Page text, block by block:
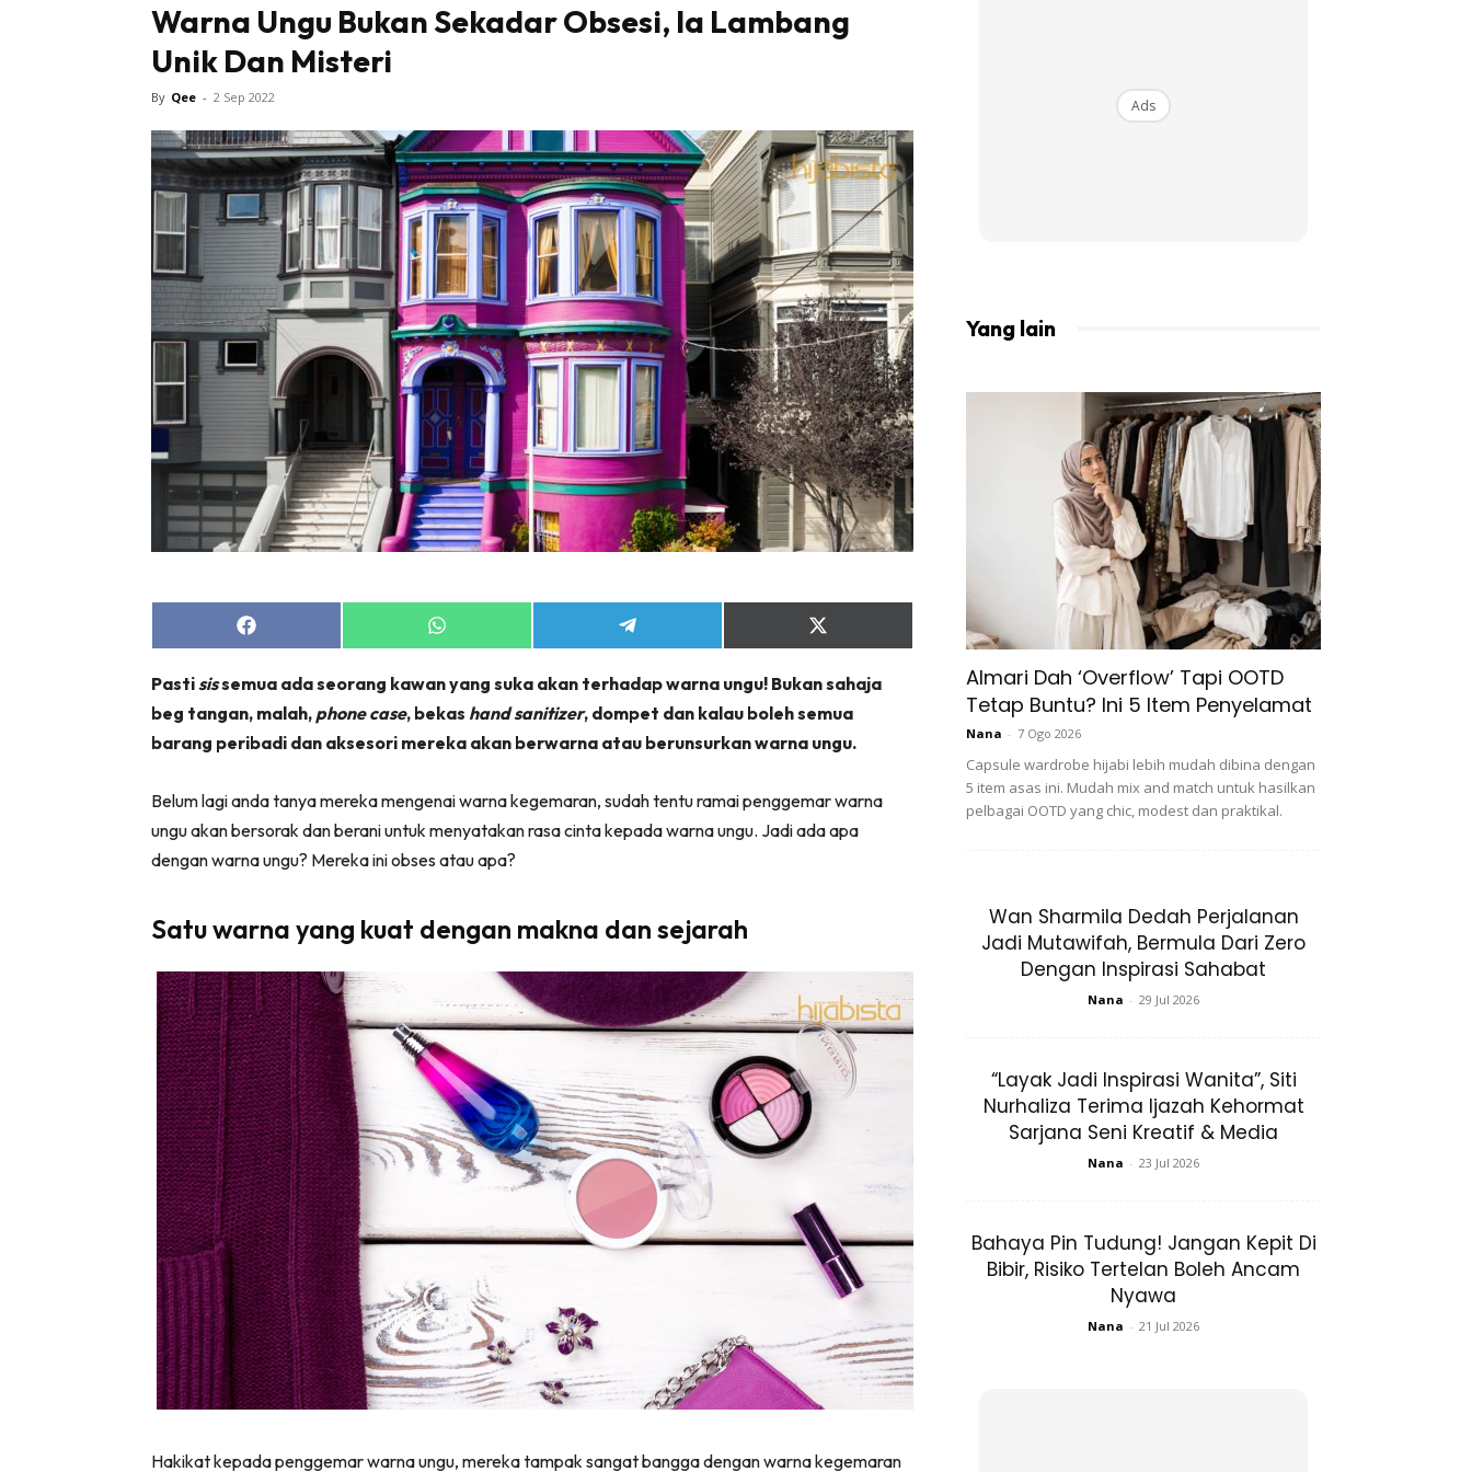
KLIK DI SEENI
Warna Ungu Bukan Sekadar Obsesi, Ia Lambang
Unik Dan Misteri
By Qee - 2 Sep 2022
Share
on
Share
on
Share
on
Share
on
(Twitter)
Pastisissemua ada seorang kawan yang suka akan terhadap warna ungu! Bukan sahaja
beg tangan, malah, phone case, bekas hand sanitizer, dompet dan kalau boleh semua
barang peribadi dan aksesori mereka akan berwarna atau berunsurkan warna ungu.
Belum lagi anda tanya mereka mengenai warna kegemaran, sudah tentu ramai penggemar warna
ungu akan bersorak dan berani untuk menyatakan rasa cinta kepada warna ungu. Jadi ada apa
dengan warna ungu? Mereka ini obses atau apa?
Satu warna yang kuat dengan makna dan sejarah
Hakikat kepada penggemar warna ungu, mereka tampak sangat bangga dengan warna kegemaran
Ads
Yang lain
Almari Dah ‘Overflow’ Tapi OOTD
Tetap Buntu? Ini 5 Item Penyelamat
Nana - 7 Ogo 2026
Capsule wardrobe hijabi lebih mudah dibina dengan
5 item asas ini. Mudah mix and match untuk hasilkan
pelbagai OOTD yang chic, modest dan praktikal.
Wan Sharmila Dedah Perjalanan
Jadi Mutawifah, Bermula Dari Zero
Dengan Inspirasi Sahabat
Nana - 29 Jul 2026
“Layak Jadi Inspirasi Wanita”, Siti
Nurhaliza Terima Ijazah Kehormat
Sarjana Seni Kreatif & Media
Nana - 23 Jul 2026
Bahaya Pin Tudung! Jangan Kepit Di
Bibir, Risiko Tertelan Boleh Ancam
Nyawa
Nana - 21 Jul 2026